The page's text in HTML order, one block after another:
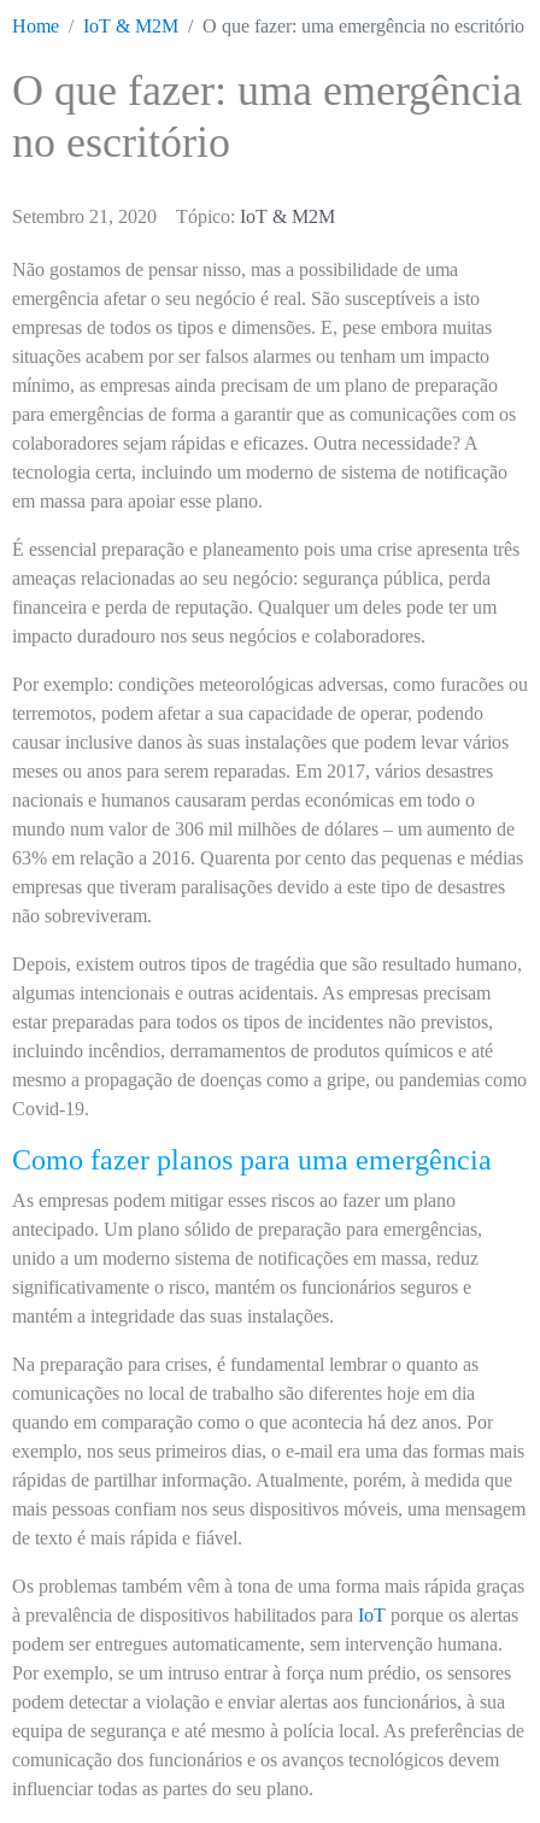
Home IoT & M2M O que fazer: uma emergência no escritório
O que fazer: uma emergência
no escritório
Setembro 21, 2020 Tópico: IoT & M2M
Não gostamos de pensar nisso, mas a possibilidade de uma
emergência afetar o seu negócio é real. São susceptíveis a isto
empresas de todos os tipos e dimensões. E, pese embora muitas
situações acabem por ser falsos alarmes ou tenham um impacto
mínimo, as empresas ainda precisam de um plano de preparação
para emergências de forma a garantir que as comunicações com os
colaboradores sejam rápidas e eficazes. Outra necessidade? A
tecnologia certa, incluindo um moderno de sistema de notificação
em massa para apoiar esse plano.
É essencial preparação e planeamento pois uma crise apresenta três
ameaças relacionadas ao seu negócio: segurança pública, perda
financeira e perda de reputação. Qualquer um deles pode ter um
impacto duradouro nos seus negócios e colaboradores.
Por exemplo: condições meteorológicas adversas, como furacões ou
terremotos, podem afetar a sua capacidade de operar, podendo
causar inclusive danos às suas instalações que podem levar vários
meses ou anos para serem reparadas. Em 2017, vários desastres
nacionais e humanos causaram perdas económicas em todo o
mundo num valor de 306 mil milhões de dólares – um aumento de
63% em relação a 2016. Quarenta por cento das pequenas e médias
empresas que tiveram paralisações devido a este tipo de desastres
não sobreviveram.
Depois, existem outros tipos de tragédia que são resultado humano,
algumas intencionais e outras acidentais. As empresas precisam
estar preparadas para todos os tipos de incidentes não previstos,
incluindo incêndios, derramamentos de produtos químicos e até
mesmo a propagação de doenças como a gripe, ou pandemias como
Covid-19.
Como fazer planos para uma emergência
As empresas podem mitigar esses riscos ao fazer um plano
antecipado. Um plano sólido de preparação para emergências,
unido a um moderno sistema de notificações em massa, reduz
significativamente o risco, mantém os funcionários seguros e
mantém a integridade das suas instalações.
Na preparação para crises, é fundamental lembrar o quanto as
comunicações no local de trabalho são diferentes hoje em dia
quando em comparação como o que acontecia há dez anos. Por
exemplo, nos seus primeiros dias, o e-mail era uma das formas mais
rápidas de partilhar informação. Atualmente, porém, à medida que
mais pessoas confiam nos seus dispositivos móveis, uma mensagem
de texto é mais rápida e fiável.
Os problemas também vêm à tona de uma forma mais rápida graças
à prevalência de dispositivos habilitados para IoT porque os alertas
podem ser entregues automaticamente, sem intervenção humana.
Por exemplo, se um intruso entrar à força num prédio, os sensores
podem detectar a violação e enviar alertas aos funcionários, à sua
equipa de segurança e até mesmo à polícia local. As preferências de
comunicação dos funcionários e os avanços tecnológicos devem
influenciar todas as partes do seu plano.